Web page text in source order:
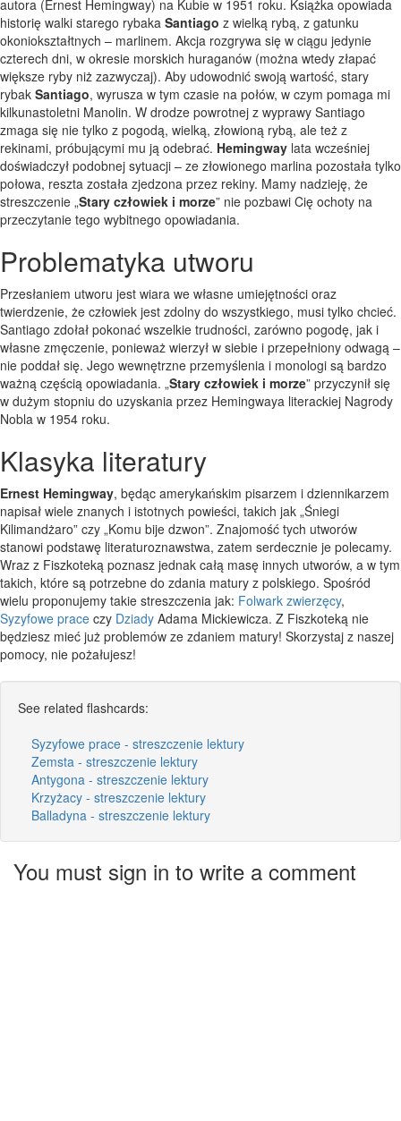
autora (Ernest Hemingway) na Kubie w 1951 roku. Książka opowiada
historię walki starego rybaka Santiago z wielką rybą, z gatunku
okoniokształtnych – marlinem. Akcja rozgrywa się w ciągu jedynie
czterech dni, w okresie morskich huraganów (można wtedy złapać
większe ryby niż zazwyczaj). Aby udowodnić swoją wartość, stary
rybak Santiago, wyrusza w tym czasie na połów, w czym pomaga mi
kilkunastoletni Manolin. W drodze powrotnej z wyprawy Santiago
zmaga się nie tylko z pogodą, wielką, złowioną rybą, ale też z
rekinami, próbującymi mu ją odebrać. Hemingway lata wcześniej
doświadczył podobnej sytuacji – ze złowionego marlina pozostała tylko
połowa, reszta została zjedzona przez rekiny. Mamy nadzieję, że
streszczenie „Stary człowiek i morze” nie pozbawi Cię ochoty na
przeczytanie tego wybitnego opowiadania.
Problematyka utworu
Przesłaniem utworu jest wiara we własne umiejętności oraz
twierdzenie, że człowiek jest zdolny do wszystkiego, musi tylko chcieć.
Santiago zdołał pokonać wszelkie trudności, zarówno pogodę, jak i
własne zmęczenie, ponieważ wierzył w siebie i przepełniony odwagą –
nie poddał się. Jego wewnętrzne przemyślenia i monologi są bardzo
ważną częścią opowiadania. „Stary człowiek i morze” przyczynił się
w dużym stopniu do uzyskania przez Hemingwaya literackiej Nagrody
Nobla w 1954 roku.
Klasyka literatury
Ernest Hemingway, będąc amerykańskim pisarzem i dziennikarzem
napisał wiele znanych i istotnych powieści, takich jak „Śniegi
Kilimandżaro” czy „Komu bije dzwon”. Znajomość tych utworów
stanowi podstawę literaturoznawstwa, zatem serdecznie je polecamy.
Wraz z Fiszkoteką poznasz jednak całą masę innych utworów, a w tym
takich, które są potrzebne do zdania matury z polskiego. Spośród
wielu proponujemy takie streszczenia jak: Folwark zwierzęcy,
Syzyfowe prace czy Dziady Adama Mickiewicza. Z Fiszkoteką nie
będziesz mieć już problemów ze zdaniem matury! Skorzystaj z naszej
pomocy, nie pożałujesz!
See related flashcards:
Syzyfowe prace - streszczenie lektury
Zemsta - streszczenie lektury
Antygona - streszczenie lektury
Krzyżacy - streszczenie lektury
Balladyna - streszczenie lektury
You must sign in to write a comment